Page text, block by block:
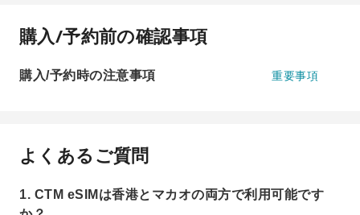
購入/予約前の確認事項
購入/予約時の注意事項 重要事項
よくあるご質問
1. CTM eSIMは香港とマカオの両方で利用可能です